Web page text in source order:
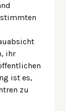
ihr
ist es,
zu